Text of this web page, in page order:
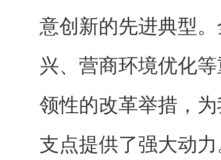
意创新的先进典型
兴、营商环境优化
领性的改革举措，
支点提供了强大动